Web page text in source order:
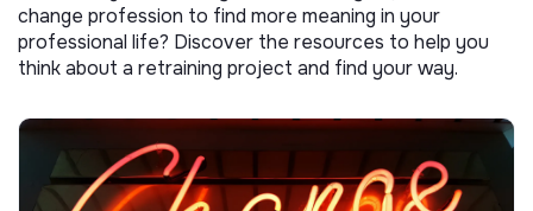
change profession to find more meaning in your
professional life? Discover the resources to help you
think about a retraining project and find your way.